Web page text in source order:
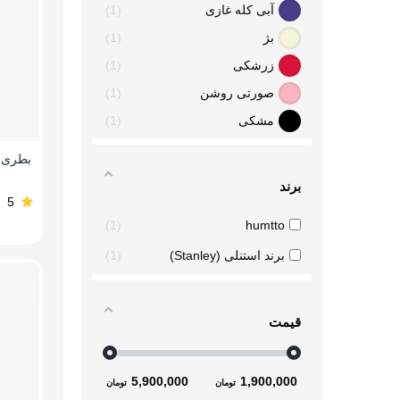
آبی کله غازی
1
بژ
1
زرشکی
1
صورتی روشن
1
مشکی
1
برند
humtto
1
برند استنلی (Stanley) 1
قیمت
1,900,000 تومان 5,900,000 تومان
5